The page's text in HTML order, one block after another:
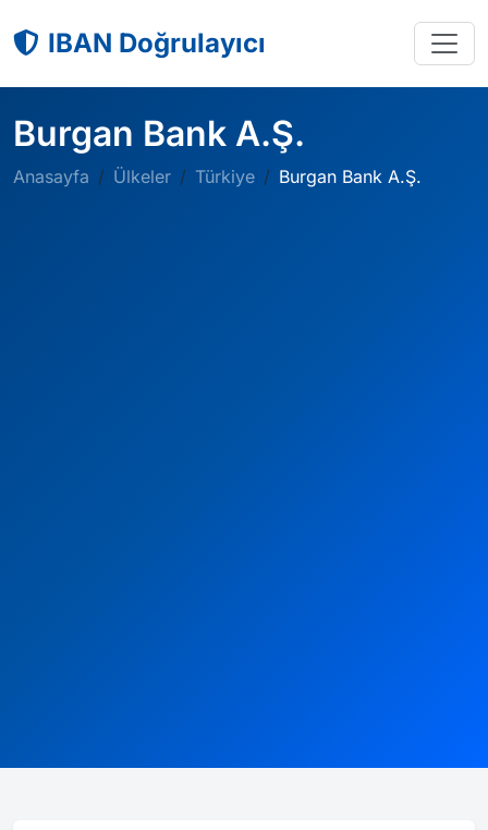
IBAN Doğrulayıcı
Burgan Bank A.Ş.
Anasayfa Ülkeler Türkiye Burgan Bank A.Ş.